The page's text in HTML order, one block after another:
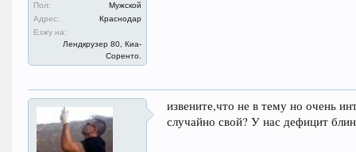
Пол:
Мужской
Адрес:
Краснодар
Езжу на:
Лендкрузер 80, Киа-
Соренто.
извените,что не в тему но очень
случайно свой? У нас дефицит